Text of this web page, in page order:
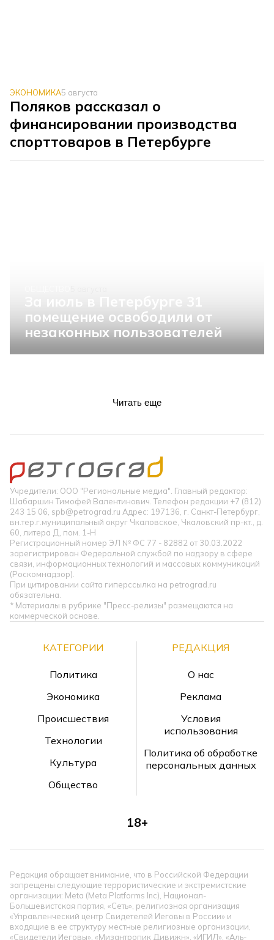
ЭКОНОМИКА5 августа
Поляков рассказал о
финансировании производства
спорттоваров в Петербурге
помещение освободили от
незаконных пользователей
Читать еще
Учредители: ООО "Региональные медиа". Главный редактор:
Шабаршин Тимофей Валентинович. Телефон редакции +7 (812)
243 15 06, spb@petrograd.ru Адрес: 197136, г. Санкт-Петербург,
вн.тер.г.муниципальный округ Чкаловское, Чкаловский пр-кт., д.
60, литера Д, пом. 1-Н
Регистрационный номер ЭЛ № ФС 77 - 82882 от 30.03.2022
зарегистрирован Федеральной службой по надзору в сфере
связи, информационных технологий и массовых коммуникаций
(Роскомнадзор).
При цитировании сайта гиперссылка на petrograd.ru
обязательна.
* Материалы в рубрике "Пресс-релизы" размещаются на
коммерческой основе.
КАТЕГОРИИ
Политика
Экономика
Происшествия
Технологии
Культура
Общество
РЕДАКЦИЯ
О нас
Реклама
Условия
использования
Политика об обработке
персональных данных
18+
Редакция обращает внимание, что в Российской Федерации
запрещены следующие террористические и экстремистские
организации: Meta (Meta Platforms Inc), Национал-
Большевистская партия, «Сеть», религиозная организация
«Управленческий центр Свидетелей Иеговы в России» и
входящие в ее структуру местные религиозные организации,
«Свидетели Иеговы», «Мизантропик Дивижн», «ИГИЛ», «Аль-